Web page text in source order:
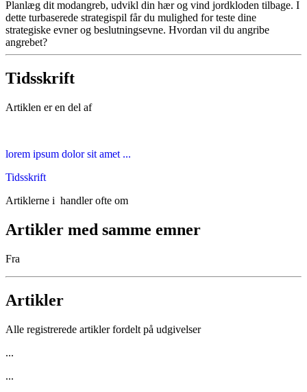
Planlæg dit modangreb, udvikl din hær og vind jordkloden tilbage. I
dette turbaserede strategispil får du mulighed for teste dine
strategiske evner og beslutningsevne. Hvordan vil du angribe
angrebet?
Tidsskrift
Artiklen er en del af
lorem ipsum dolor sit amet ...
Tidsskrift
Artiklerne i handler ofte om
Artikler med samme emner
Fra
Artikler
Alle registrerede artikler fordelt på udgivelser
...
...